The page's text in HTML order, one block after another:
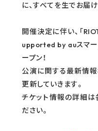
RECRUIT
CONTACT
GUIDELINE
PRIVACY
INFORMATION
に、すべてを生でお届け
開催決定に伴い、「
upported by auスマー
ープン！
公演に関する最新情
更新していきます。
チケット情報の詳細は
ださい。